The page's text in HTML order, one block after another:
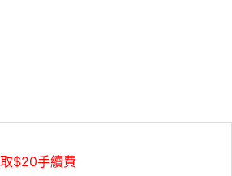
$20手續費